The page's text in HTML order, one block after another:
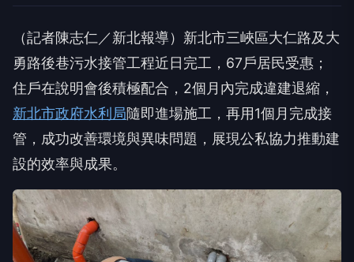
（記者陳志仁／新北報導）新北市三峽區大仁路及大
勇路後巷污水接管工程近日完工，67戶居民受惠；
住戶在說明會後積極配合，2個月內完成違建退縮，
新北市政府水利局隨即進場施工，再用1個月完成接
管，成功改善環境與異味問題，展現公私協力推動建
設的效率與成果。